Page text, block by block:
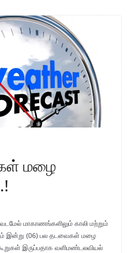
மழை
மாகாணங்களிலும் காலி மற்றும்
இன்று (06) பல தடவைகள் மழை
இருப்பதாக வளிமண்டலவியல்